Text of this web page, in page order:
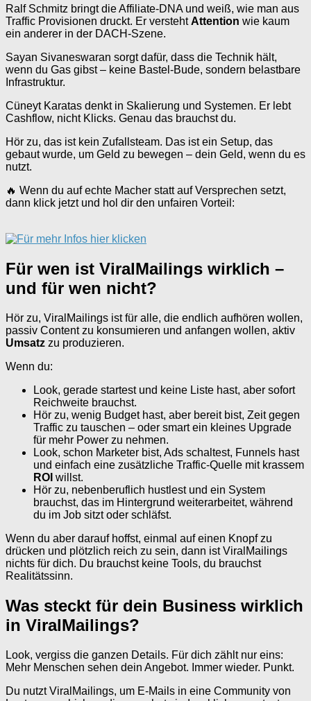
Ralf Schmitz bringt die Affiliate-DNA und weiß, wie man aus
Traffic Provisionen druckt. Er versteht Attention wie kaum
ein anderer in der DACH-Szene.
Sayan Sivaneswaran sorgt dafür, dass die Technik hält,
wenn du Gas gibst – keine Bastel-Bude, sondern belastbare
Infrastruktur.
Cüneyt Karatas denkt in Skalierung und Systemen. Er lebt
Cashflow, nicht Klicks. Genau das brauchst du.
Hör zu, das ist kein Zufallsteam. Das ist ein Setup, das
gebaut wurde, um Geld zu bewegen – dein Geld, wenn du es
nutzt.
🔥 Wenn du auf echte Macher statt auf Versprechen setzt,
dann klick jetzt und hol dir den unfairen Vorteil:
Für wen ist ViralMailings wirklich –
und für wen nicht?
Hör zu, ViralMailings ist für alle, die endlich aufhören wollen,
passiv Content zu konsumieren und anfangen wollen, aktiv
Umsatz zu produzieren.
Wenn du:
Look, gerade startest und keine Liste hast, aber sofort
Reichweite brauchst.
Hör zu, wenig Budget hast, aber bereit bist, Zeit gegen
Traffic zu tauschen – oder smart ein kleines Upgrade
für mehr Power zu nehmen.
Look, schon Marketer bist, Ads schaltest, Funnels hast
und einfach eine zusätzliche Traffic-Quelle mit krassem
ROI willst.
Hör zu, nebenberuflich hustlest und ein System
brauchst, das im Hintergrund weiterarbeitet, während
du im Job sitzt oder schläfst.
Wenn du aber darauf hoffst, einmal auf einen Knopf zu
drücken und plötzlich reich zu sein, dann ist ViralMailings
nichts für dich. Du brauchst keine Tools, du brauchst
Realitätssinn.
Was steckt für dein Business wirklich
in ViralMailings?
Look, vergiss die ganzen Details. Für dich zählt nur eins:
Mehr Menschen sehen dein Angebot. Immer wieder. Punkt.
Du nutzt ViralMailings, um E-Mails in eine Community von